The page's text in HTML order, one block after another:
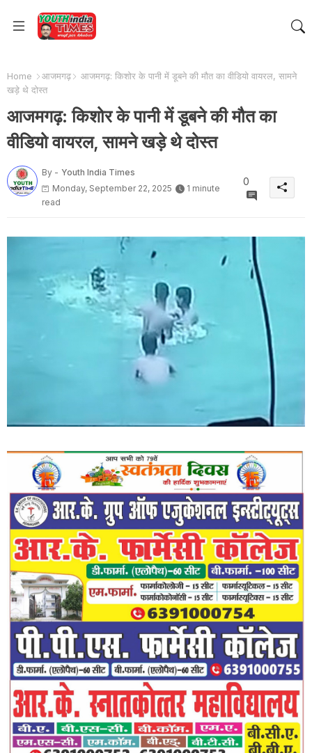
Home आजमगढ़
आजमगढ़: किशोर के पानी में डूबने की मौत का वीडियो वायरल, सामने
खड़े थे दोस्त
आजमगढ़: किशोर के पानी में डूबने की मौत का
वीडियो वायरल, सामने खड़े थे दोस्त
By - Youth India Times
Monday, September 22, 2025
1 minute
read
0